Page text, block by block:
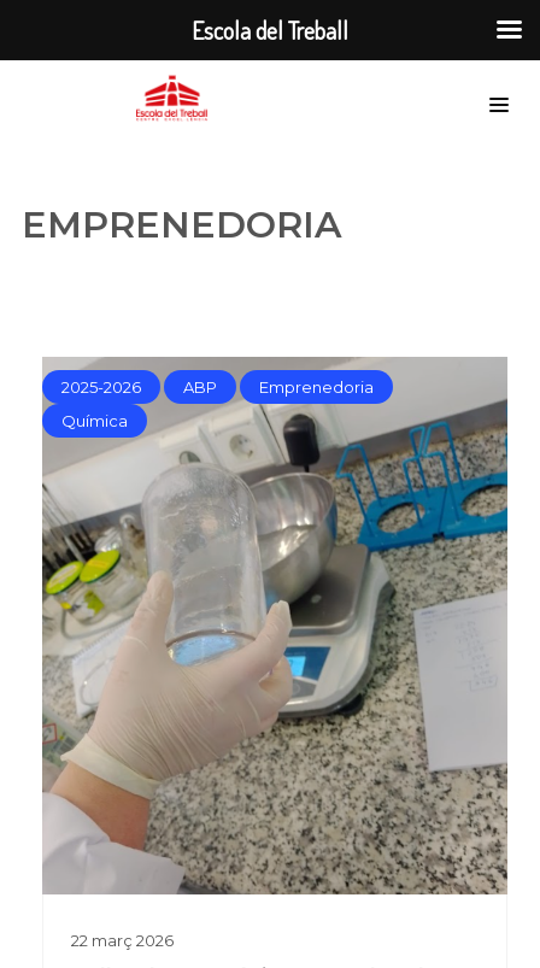
EMPRENEDORIA
2025-2026 ABP
Emprenedoria
Química
22 març 2026
Escola del Treball